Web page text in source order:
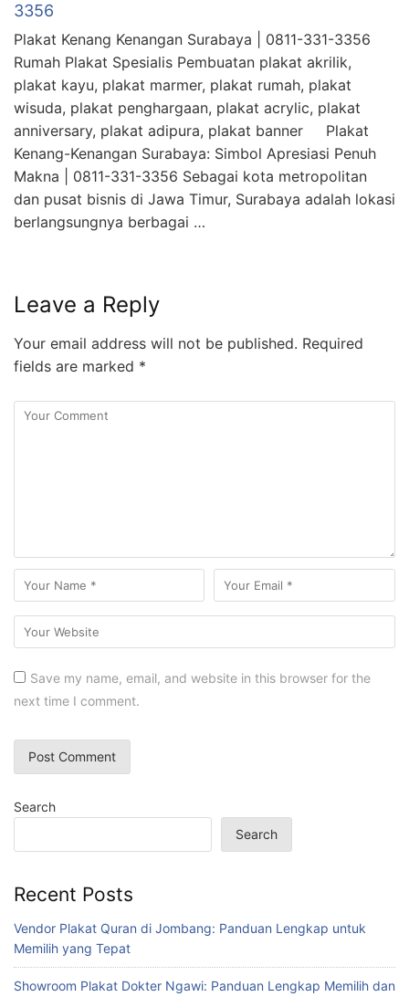
3356
Plakat Kenang Kenangan Surabaya | 0811-331-3356
Rumah Plakat Spesialis Pembuatan plakat akrilik,
plakat kayu, plakat marmer, plakat rumah, plakat
wisuda, plakat penghargaan, plakat acrylic, plakat
anniversary, plakat adipura, plakat banner Plakat
Kenang-Kenangan Surabaya: Simbol Apresiasi Penuh
Makna | 0811-331-3356 Sebagai kota metropolitan
dan pusat bisnis di Jawa Timur, Surabaya adalah lokasi
berlangsungnya berbagai …
Leave a Reply
Your email address will not be published. Required
fields are marked *
Save my name, email, and website in this browser for the
next time I comment.
Search
Search
Recent Posts
Vendor Plakat Quran di Jombang: Panduan Lengkap untuk
Memilih yang Tepat
Showroom Plakat Dokter Ngawi: Panduan Lengkap Memilih dan